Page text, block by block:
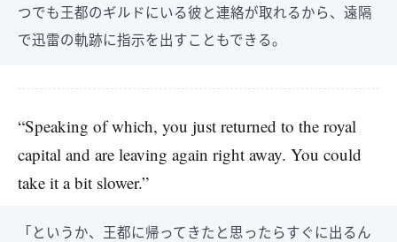
つでも王都のギルドにいる彼と連絡が取れるから、遠隔
で迅雷の軌跡に指示を出すこともできる。
“Speaking of which, you just returned to the royal
capital and are leaving again right away. You could
take it a bit slower.”
「というか、王都に帰ってきたと思ったらすぐに出るん